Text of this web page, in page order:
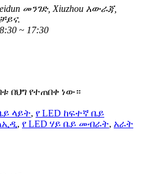
መንገድ, Xiuzhou አውራጃ,
~ 17:30
በህግ የተጠበቀ ነው።
ላይት, የ LED ከፍተኛ ቤይ
, የ LED ሃይ ቤይ መብራት, አራት